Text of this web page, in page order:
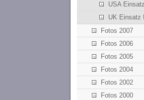
USA
UK Einsatz
Fotos 2007
Fotos 2006
Fotos 2005
Fotos 2004
Fotos 2002
Fotos 2000